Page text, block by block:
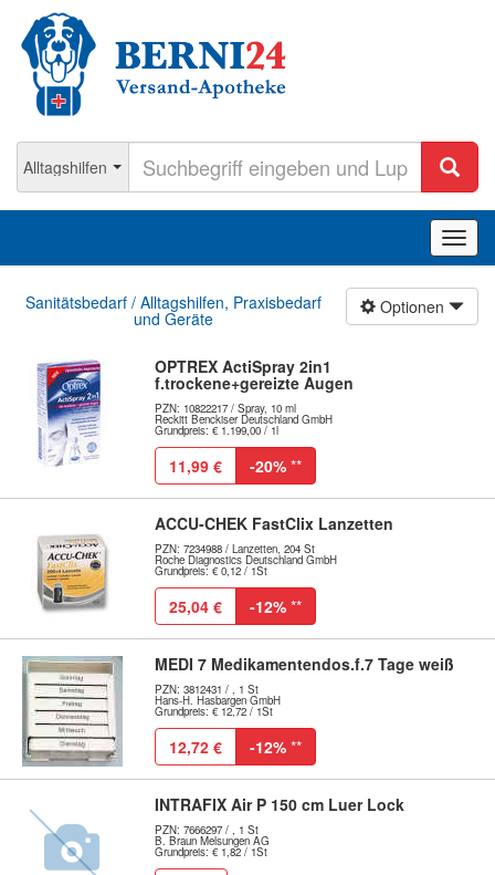
ein-/
Optionen
Sanitätsbedarf / Alltagshilfen, Praxisbedarf
und Geräte
OPTREX ActiSpray 2in1
f.trockene+gereizte Augen
PZN: 10822217 / Spray, 10 ml
Reckitt Benckiser Deutschland GmbH
Grundpreis: € 1.199,00 / 1l
11,99 € -20% **
ACCU-CHEK FastClix Lanzetten
PZN: 7234988 / Lanzetten, 204 St
Roche Diagnostics Deutschland GmbH
Grundpreis: € 0,12 / 1St
25,04 € -12% **
MEDI 7 Medikamentendos.f.7 Tage weiß
PZN: 3812431 / , 1 St
Hans-H. Hasbargen GmbH
Grundpreis: € 12,72 / 1St
12,72 € -12% **
INTRAFIX Air P 150 cm Luer Lock
PZN: 7666297 / , 1 St
B. Braun Melsungen AG
Grundpreis: € 1,82 / 1St